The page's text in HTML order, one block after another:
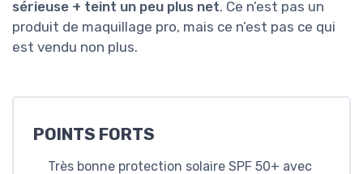
sérieuse + teint un peu plus net. Ce n’est pas un
produit de maquillage pro, mais ce n’est pas ce qui
est vendu non plus.
POINTS FORTS
Très bonne protection solaire SPF 50+ avec